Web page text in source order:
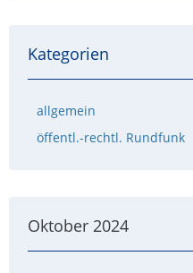
Kategorien
allgemein
öffentl.-rechtl. Rundfunk
Oktober 2024